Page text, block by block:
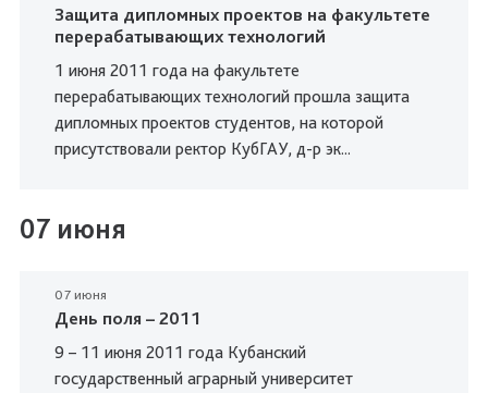
Защита дипломных проектов на факультете
перерабатывающих технологий
1 июня 2011 года на факультете
перерабатывающих технологий прошла защита
дипломных проектов студентов, на которой
присутствовали ректор КубГАУ, д-р эк...
07 июня
07 июня
День поля – 2011
9 – 11 июня 2011 года Кубанский
государственный аграрный университет